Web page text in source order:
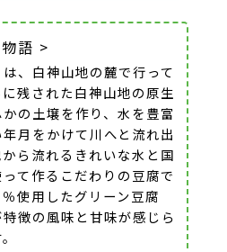
語 >
、白神山地の麓で行って
残された白神山地の原生
の土壌を作り、水を豊富
月をかけて川へと流れ出
ら流れるきれいな水と国
て作るこだわりの豆腐で
使用したグリーン豆腐
徴の風味と甘味が感じら